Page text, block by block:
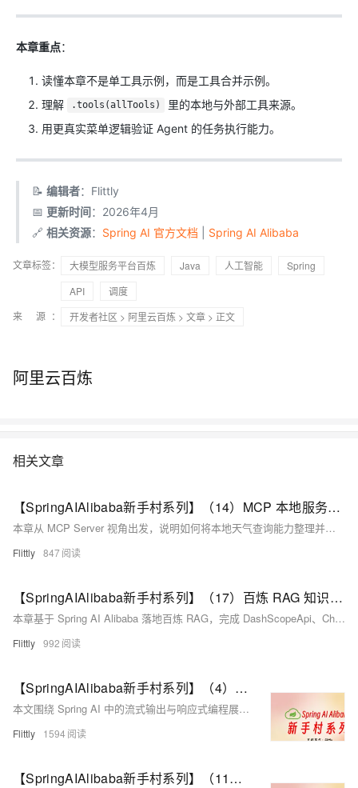
本章重点：
读懂本章不是单工具示例，而是工具合并示例。
理解
.tools(allTools)
里的本地与外部工具来源。
用更真实菜单逻辑验证 Agent 的任务执行能力。
📝 编辑者：Flittly
📅 更新时间：2026年4月
🔗 相关资源： Spring AI 官方文档 Spring AI Alibaba
文章标签： 大模型服务平台百炼 Java 人工智能
Spring
API
调度
来 源：
开发者社区 > 阿里云百炼 > 文章 > 正文
阿里云百炼
相关文章
【SpringAIAlibaba新手村系列】（14）MCP 本地服务与工具集成
本章从 MCP Server 视角出发，说明如何将本地天气查询能力整理并暴露为标准化工具服务。内容涵盖 @Tool、ToolCallbackProvider、MethodToolCallbackProvider 的作用，以及 Streamable-HTTP 协议下服务端的能力注册与对外提供逻辑。
Flittly 847
【SpringAIAlibaba新手村系列】（17）百炼 RAG 知识库应用
本章基于 Spring AI Alibaba 落地百炼 RAG，完成 DashScopeApi、ChatModel、ChatClient 配置，并通过检索器与 DocumentRetrievalAdvisor 组装检索增强问答链路，实现可运行的知识库问答接口。
Flittly 992
【SpringAIAlibaba新手村系列】（4）流式输出与响应式编程
本文围绕 Spring AI 中的流式输出与响应式编程展开，重点解释了传统一次性响应与流式返回的差异，以及 Flux 在异步数据流中的核心作用。文章结合 ChatModel.stream() 与 ChatClient 的多种代码示例，说明如何实现 AI 内容的边生成边返回，并帮助读者理解流式调用在用户体验、性能和长文本场景中的实际价值。
Flittly 1594
【SpringAIAlibaba新手村系列】（11）Embedding 向量化与向量数据库